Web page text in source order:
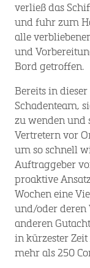
verließ das
und fuhr zum
alle
und
Bord getroffen.
Bereits in
Schadenteam,
zu wenden und
Vertretern vor
um so schnell
Auftraggeber
proaktive
Wochen eine
und/oder deren
anderen
in kürzester
mehr als 250